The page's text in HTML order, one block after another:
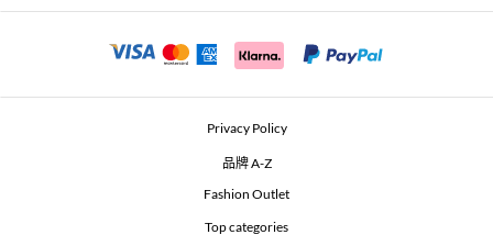
Beauty Seekers VIP Club
Security Communication
Privacy Policy
品牌 A-Z
Fashion Outlet
Top categories